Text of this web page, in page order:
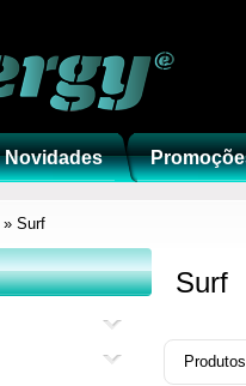
Novidades
» Surf
Surf